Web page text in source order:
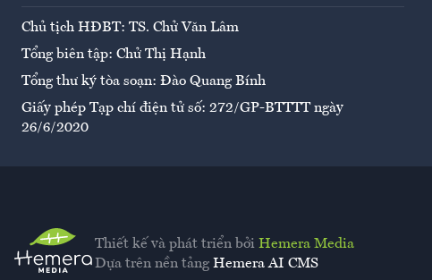
Chủ tịch HĐBT: TS. Chử Văn Lâm
Tổng biên tập: Chử Thị Hạnh
Tổng thư ký tòa soạn: Đào Quang Bính
Giấy phép Tạp chí điện tử số: 272/GP-BTTTT ngày
26/6/2020
Thiết kế và phát triển bởi Hemera Media
Dựa trên nền tảng Hemera AI CMS